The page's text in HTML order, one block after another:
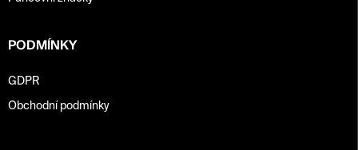
PODMÍNKY
GDPR
Obchodní podmínky